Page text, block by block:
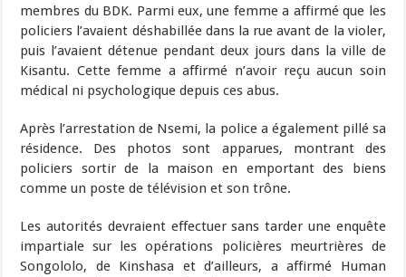
membres du BDK. Parmi eux, une femme a affirmé que les
policiers l’avaient déshabillée dans la rue avant de la violer,
puis l’avaient détenue pendant deux jours dans la ville de
Kisantu. Cette femme a affirmé n’avoir reçu aucun soin
médical ni psychologique depuis ces abus.
Après l’arrestation de Nsemi, la police a également pillé sa
résidence. Des photos sont apparues, montrant des
policiers sortir de la maison en emportant des biens
comme un poste de télévision et son trône.
Les autorités devraient effectuer sans tarder une enquête
impartiale sur les opérations policières meurtrières de
Songololo, de Kinshasa et d’ailleurs, a affirmé Human